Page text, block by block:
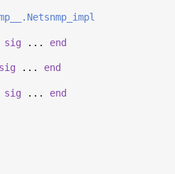
sig ... end
sig ... end
sig ... end